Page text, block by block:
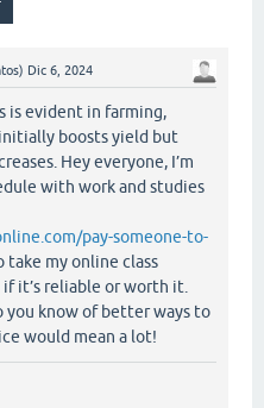
Dic 6, 2024
is evident in farming,
boosts yield but
Hey everyone, I’m
with work and studies
pay-someone-to-
take my online class
it’s reliable or worth it.
you know of better ways to
would mean a lot!